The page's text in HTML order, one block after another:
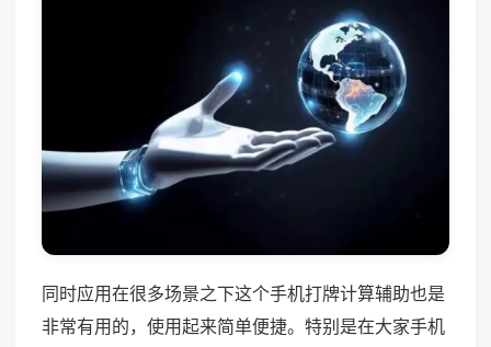
同时应用在很多场景之下这个手机打牌计算辅助也是
非常有用的，使用起来简单便捷。特别是在大家手机